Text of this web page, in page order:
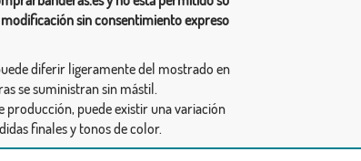
sin consentimiento expreso
diferir ligeramente del mostrado en
se suministran sin mástil.
producción, puede existir una variación
finales y tonos de color.